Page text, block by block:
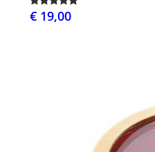
€ 19,00